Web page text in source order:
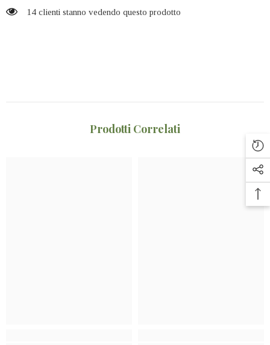
14 clienti stanno vedendo questo prodotto
Prodotti Correlati